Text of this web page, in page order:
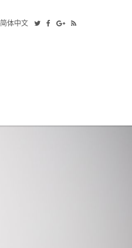
简体中文